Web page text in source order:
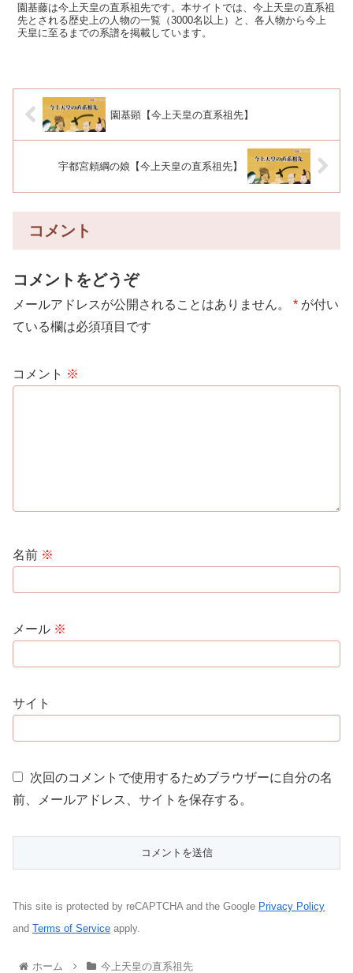
園基藤は今上天皇の直系祖先です。本サイトでは、今上天皇の直系祖
先とされる歴史上の人物の一覧（3000名以上）と、各人物から今上
天皇に至るまでの系譜を掲載しています。
園基顕【今上天皇の直系祖先】
宇都宮頼綱の娘【今上天皇の直系祖先】
コメント
コメントをどうぞ
メールアドレスが公開されることはありません。 * が付い
ている欄は必須項目です
コメント ※
名前 ※
メール ※
サイト
次回のコメントで使用するためブラウザーに自分の名
前、メールアドレス、サイトを保存する。
This site is protected by reCAPTCHA and the Google Privacy Policy
and Terms of Service apply.
ホーム 今上天皇の直系祖先